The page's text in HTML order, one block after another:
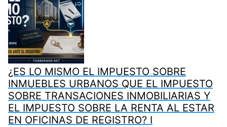
¿ES LO MISMO EL IMPUESTO SOBRE
INMUEBLES URBANOS QUE EL IMPUESTO
SOBRE TRANSACIONES INMOBILIARIAS Y
EL IMPUESTO SOBRE LA RENTA AL ESTAR
EN OFICINAS DE REGISTRO? I